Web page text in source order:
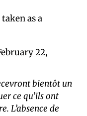
as a
22,
bientôt un
ce qu’ils ont
L’absence de